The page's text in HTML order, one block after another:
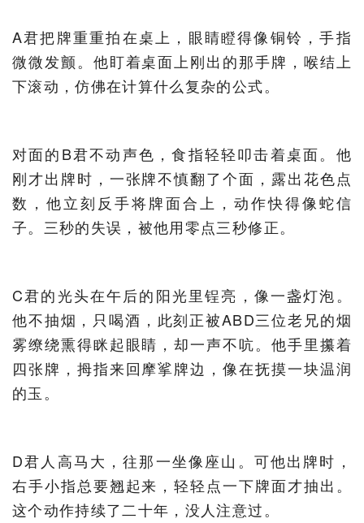
A君把牌重重拍在桌上，眼睛瞪得像铜铃，手指
微微发颤。他盯着桌面上刚出的那手牌，喉结上
下滚动，仿佛在计算什么复杂的公式。
对面的B君不动声色，食指轻轻叩击着桌面。他
刚才出牌时，一张牌不慎翻了个面，露出花色点
数，他立刻反手将牌面合上，动作快得像蛇信
子。三秒的失误，被他用零点三秒修正。
C君的光头在午后的阳光里锃亮，像一盏灯泡。
他不抽烟，只喝酒，此刻正被ABD三位老兄的烟
雾缭绕熏得眯起眼睛，却一声不吭。他手里攥着
四张牌，拇指来回摩挲牌边，像在抚摸一块温润
的玉。
D君人高马大，往那一坐像座山。可他出牌时，
右手小指总要翘起来，轻轻点一下牌面才抽出。
这个动作持续了二十年，没人注意过。